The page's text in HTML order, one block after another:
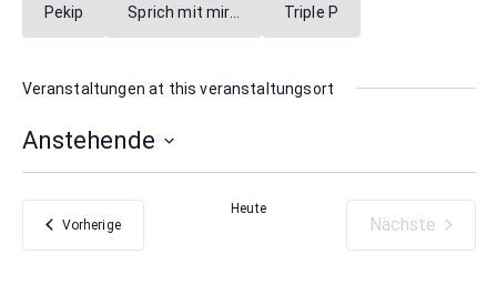
Pekip Sprich mit mir… Triple P
Veranstaltungen at this veranstaltungsort
Anstehende
Datum
wählen.
VorherigeVeranstaltungen
Heute
Nächste